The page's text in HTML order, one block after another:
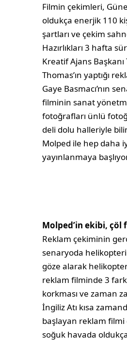
Filmin çekimleri,
oldukça enerjik 110
şartları ve çekim
Hazırlıkları 3 hafta
Kreatif Ajans
Thomas’ın yaptığı
Gaye Basmacı’nın
filminin sanat
fotoğrafları ünlü
deli dolu halleriyle
Molped ile hep daha
yayınlanmaya
Molped’in ekibi, çöl
Reklam çekiminin
senaryoda
göze alarak
reklam filminde 3
korkması ve zaman
İngiliz Atı kısa
başlayan reklam filmi
soğuk havada